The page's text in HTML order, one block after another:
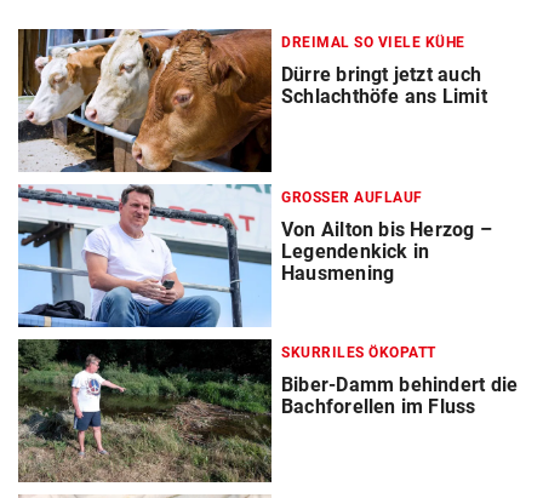
DREIMAL SO VIELE KÜHE
Dürre bringt jetzt auch
Schlachthöfe ans Limit
GROSSER AUFLAUF
Von Ailton bis Herzog –
Legendenkick in
Hausmening
SKURRILES ÖKOPATT
Biber-Damm behindert die
Bachforellen im Fluss